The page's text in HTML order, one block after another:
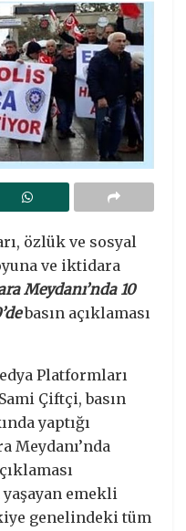
özlük ve sosyal
ve iktidara
Meydanı’nda 10
basın açıklaması
Platformları
Çiftçi, basın
yaptığı
Meydanı’nda
yaşayan emekli
genelindeki tüm